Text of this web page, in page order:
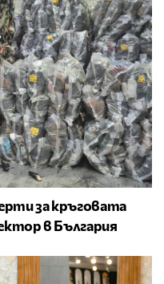
за кръговата
в България